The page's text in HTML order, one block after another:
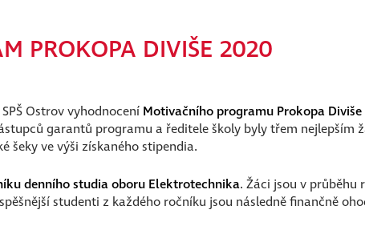
PROKOPA DIVIŠE 2020
Ostrov vyhodnocení Motivačního programu Prokopa Diviše
garantů programu a ředitele školy byly třem nejlepším
šeky ve výši získaného stipendia.
denního studia oboru Elektrotechnika. Žáci jsou v průběhu
studenti z každého ročníku jsou následně finančně